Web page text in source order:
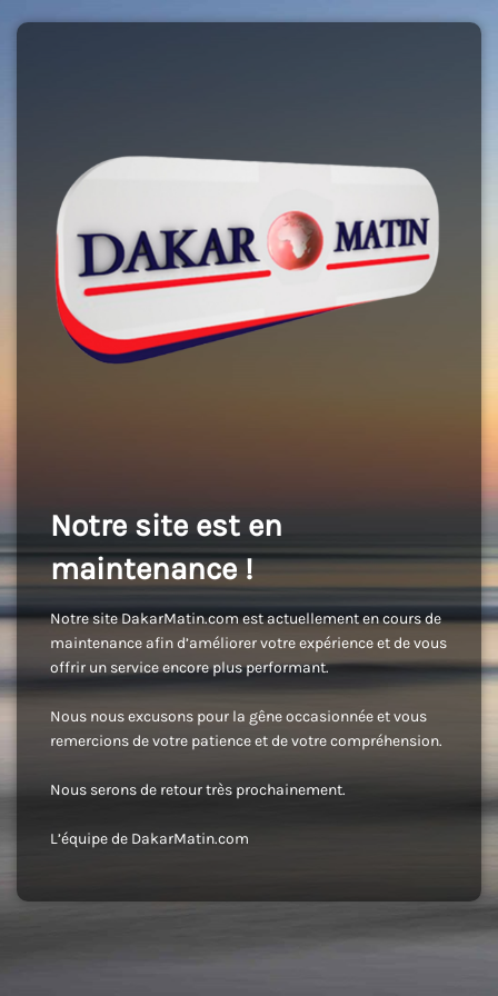
Notre site est en
maintenance !
Notre site DakarMatin.com est actuellement en cours de
maintenance afin d’améliorer votre expérience et de vous
offrir un service encore plus performant.
Nous nous excusons pour la gêne occasionnée et vous
remercions de votre patience et de votre compréhension.
Nous serons de retour très prochainement.
L’équipe de DakarMatin.com